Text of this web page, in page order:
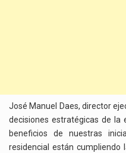
José Manuel Daes, director
decisiones estratégicas de la
beneficios de nuestras
residencial están